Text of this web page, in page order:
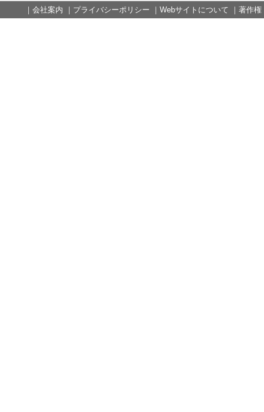
｜ 会社案内 ｜ プライバシーポリシー ｜ Webサイトについて ｜ 著作権